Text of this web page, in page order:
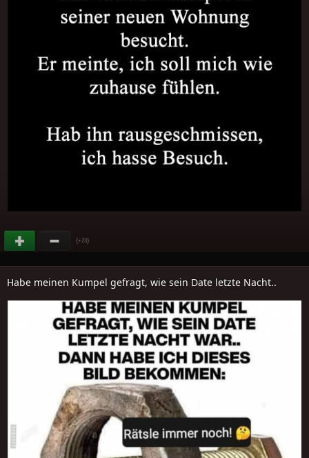
(+23)
Habe meinen Kumpel gefragt, wie sein Date letzte Nacht..